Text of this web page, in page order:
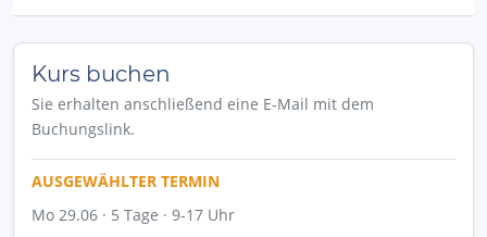
Kurs buchen
Sie erhalten anschließend eine E-Mail mit dem
Buchungslink.
AUSGEWÄHLTER TERMIN
Mo 29.06 · 5 Tage · 9-17 Uhr